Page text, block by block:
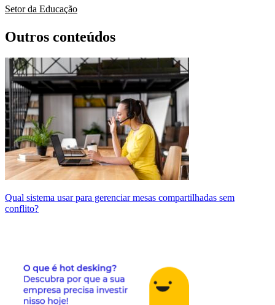
Setor da Educação
Outros conteúdos
Qual sistema usar para gerenciar mesas compartilhadas sem
conflito?